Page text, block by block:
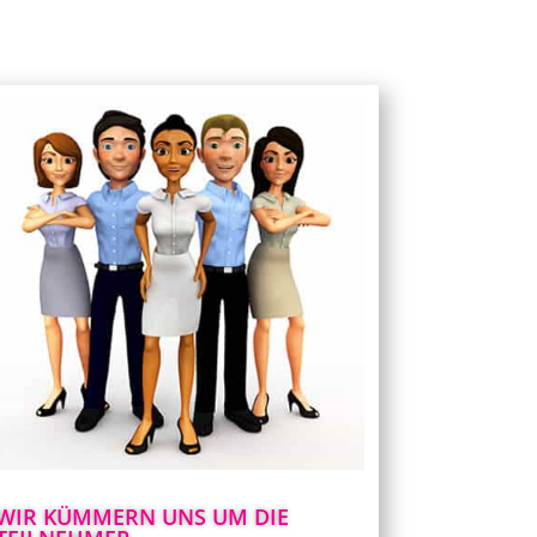
KÜMMERN UNS UM DIE
Umfassender Gästeservice
Sobald sich die Besucher einloggen, werden
sie von Hostessen begrüßt, die ihnen bei
den ersten Schritten helfen und Vorschläge
zur Nutzung der Plattform machen.
Während der Veranstaltung steht eine
technische Hotline zur Verfügung, die per
Telefon, Chat und E-Mail gemeldete Fragen
beantwortet und bei der Einrichtung des
Computers hilft.
In jedem Hörsaal steht ein technischer
Support bereit, der sofort reagiert, wenn
benötigt.